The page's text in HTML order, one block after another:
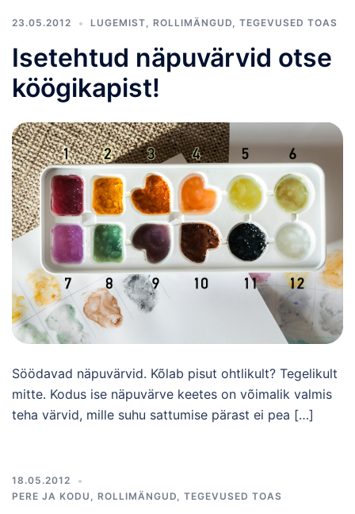
23.05.2012 LUGEMIST, ROLLIMÄNGUD, TEGEVUSED TOAS
Isetehtud näpuvärvid otse
köögikapist!
Söödavad näpuvärvid. Kõlab pisut ohtlikult? Tegelikult
mitte. Kodus ise näpuvärve keetes on võimalik valmis
teha värvid, mille suhu sattumise pärast ei pea […]
18.05.2012
PERE JA KODU , ROLLIMÄNGUD, TEGEVUSED TOAS